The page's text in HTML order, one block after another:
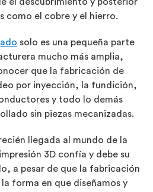
como el cobre y el hierro.
solo es una pequeña parte
mucho más amplia,
que la fabricación de
por inyección, la fundición,
y todo lo demás
sin piezas mecanizadas.
llegada al mundo de la
3D confía y debe su
a pesar de que la fabricación
forma en que diseñamos y